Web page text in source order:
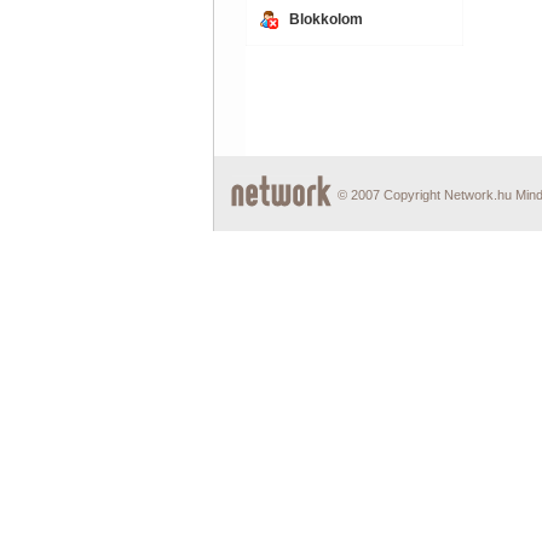
Blokkolom
© 2007 Copyright Network.hu